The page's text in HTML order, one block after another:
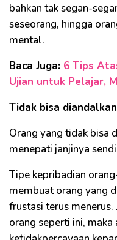
bahkan tak segan-
seseorang, hingga
mental.
Baca Juga: 6 Tips
Ujian untuk Pelajar,
Tidak bisa diandalkan
Orang yang tidak bisa
menepati janjinya
Tipe kepribadian
membuat orang yang
frustasi terus
orang seperti ini, maka